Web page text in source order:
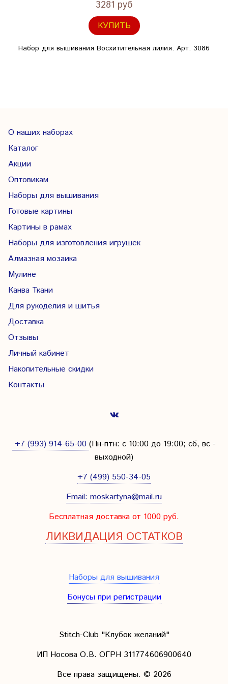
3281 руб
КУПИТЬ
Набор для вышивания Восхитительная лилия. Арт. 3086
О наших наборах
Каталог
Акции
Оптовикам
Наборы для вышивания
Готовые картины
Картины в рамах
Наборы для изготовления игрушек
Алмазная мозаика
Мулине
Канва Ткани
Для рукоделия и шитья
Доставка
Отзывы
Личный кабинет
Накопительные скидки
Контакты
+7 (993) 914-65-00 (Пн-птн: с 10:00 до 19:00; сб, вс -
выходной)
+7 (499) 550-34-05
Email: moskartyna@mail.ru
Бесплатная доставка от 1000 руб.
ЛИКВИДАЦИЯ ОСТАТКОВ
Наборы для вышивания
Бонусы при регистрации
Stitch-Club "Клубок желаний"
ИП Носова О.В. ОГРН 311774606900640
Все права защищены. © 2026